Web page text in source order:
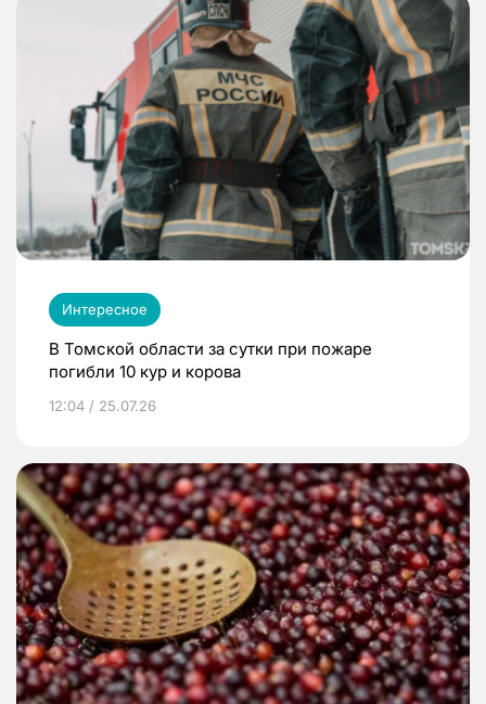
Интересное
В Томской области за сутки при пожаре
погибли 10 кур и корова
12:04 / 25.07.26